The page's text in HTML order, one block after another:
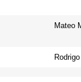
Mateo